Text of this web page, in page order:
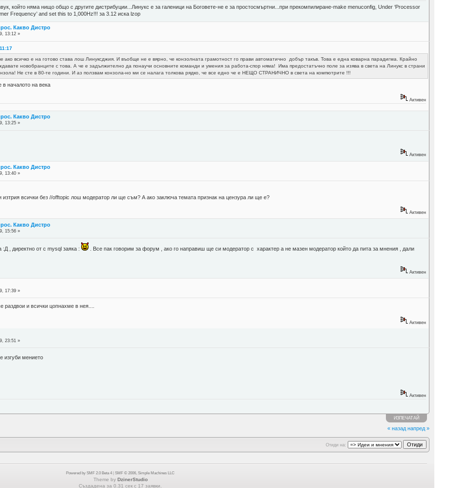
който няма нищо общо с другите дистрибуции...Линукс е за галеници на Боговете-не е за простосмъртни...при прекомпилиране-make menuconfig, Under ‘Processor
Frequency’ and set this to 1,000Hz!!! за 3.12 иска lzop
Какво Дистро
13:12 »
всичко е на готово става лош Линуксджия. И въобще не е вярно, че конзолната грамотност го прави автоматично добър такъв. Това е една коварна парадигма. Крайно
новобранците с това. А че е задължително да понаучи основните команди и умения за работа-спор няма! Има предостатъчно поле за изява в света на Линукс в страни
Не сте в 80-те години. И аз ползвам конзола-но ми се налага толкова рядко, че все едно че е НЕЩО СТРАНИЧНО в света на компютрите !!!
началото на века
Активен
Какво Дистро
13:25 »
Активен
Какво Дистро
13:40 »
всички без //offtopic лош модератор ли ще съм? А ако заключа темата признак на цензура ли ще е?
Активен
Какво Дистро
15:56 »
:Д , директно от с mysql заяка :
. Все пак говорим за форум , ако го направиш ще си модератор с характер а не мазен модератор който да пита за мнения , дали
Активен
17:39 »
раздвои и всички цопнахме в нея....
Активен
23:51 »
изгуби мението
Активен
ИЗПЕЧАТАЙ
« назад напред »
Отиди на:
Powered by SMF 2.0 Beta 4 SMF © 2006, Simple Machines LLC
Theme by DzinerStudio
Създадена за 0.31 сек с 17 заявки.